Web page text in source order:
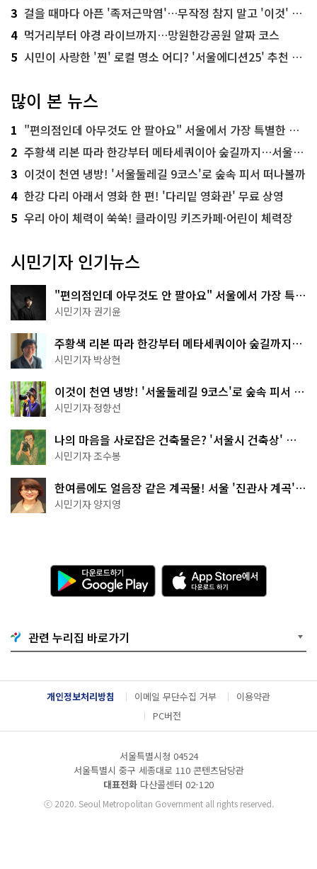
3 걸을 때마다 아픈 '족저근막염'…무작정 참지 말고 '이것' 해보세요!
4 먹거리부터 야경 라이브까지…망원한강공원 알짜 코스
5 시민이 사랑한 '찐' 로컬 명소 어디? '서울에디션25' 추천 코스
많이 본 뉴스
1 "편의점인데 아무것도 안 팔아요" 서울에서 가장 특별한 편의점의 정체
2 주황색 리본 따라 한강부터 메타세쿼이아 숲길까지…서울둘레길 15코스
3 이것이 천연 냉방! '서울둘레길 9코스'로 숲속 피서 떠나볼까
4 한강 다리 아래서 영화 한 편! '다리밑 영화관' 무료 상영
5 우리 아이 체력이 쑥쑥! 클라이밍 키즈카페·어린이 체력장
시민기자 인기뉴스
"편의점인데 아무것도 안 팔아요" 서울에서 가장 특별
한 편의점의 정체
시민기자 권기윤
주황색 리본 따라 한강부터 메타세쿼이아 숲길까지…
서울둘레길 15코스
시민기자 박상현
이것이 천연 냉방! '서울둘레길 9코스'로 숲속 피서 떠
나볼까
시민기자 정향선
나의 마음을 사로잡은 건축물은? '서울시 건축상' 수
상작 공개!
시민기자 조수봉
한여름에도 얼음장 같은 계곡물! 서울 '진관사 계곡'이
천국이네~
시민기자 양지영
다
운
로
기
G
o
g
l
e
A
p
p
e
서
다
운
관련 누리집 바로가기
개인정보처리방침 이메일 무단수집 거부
이용약관
PC버전
서울특별시청 04524
서울특별시 중구 세종대로 110 콘텐츠담당관
대표전화 다산콜센터 02-120
ⓒ2020. Seoul Metropolitan Government all rights reserved.